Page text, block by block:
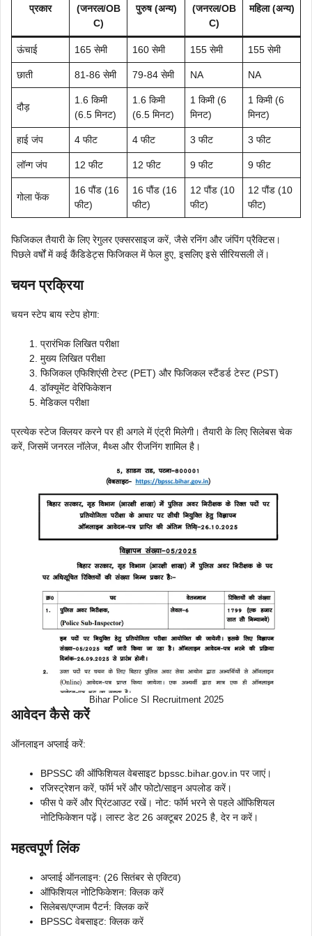
प्रकार
(जनरल/OB
C)
पुरुष (अन्य)
(जनरल/OB
C)
महिला (अन्य)
ऊंचाई 165 सेमी 160 सेमी 155 सेमी 155 सेमी
छाती 81-86 सेमी 79-84 सेमी NA NA
दौड़
1.6 किमी
(6.5 मिनट)
1.6 किमी
(6.5 मिनट)
1 किमी (6
मिनट)
1 किमी (6
मिनट)
हाई जंप 4 फीट 4 फीट 3 फीट 3 फीट
लॉन्ग जंप 12 फीट 12 फीट 9 फीट 9 फीट
गोला फेंक
16 पौंड (16
फीट)
16 पौंड (16
फीट)
12 पौंड (10
फीट)
12 पौंड (10
फीट)
फिजिकल तैयारी के लिए रेगुलर एक्सरसाइज करें, जैसे रनिंग और जंपिंग प्रैक्टिस।
पिछले वर्षों में कई कैंडिडेट्स फिजिकल में फेल हुए, इसलिए इसे सीरियसली लें।
चयन प्रक्रिया
चयन स्टेप बाय स्टेप होगा:
प्रारंभिक लिखित परीक्षा
मुख्य लिखित परीक्षा
फिजिकल एफिशिएंसी टेस्ट (PET) और फिजिकल स्टैंडर्ड टेस्ट (PST)
डॉक्यूमेंट वेरिफिकेशन
मेडिकल परीक्षा
प्रत्येक स्टेज क्लियर करने पर ही अगले में एंट्री मिलेगी। तैयारी के लिए सिलेबस चेक
करें, जिसमें जनरल नॉलेज, मैथ्स और रीजनिंग शामिल है।
Bihar Police SI Recruitment 2025
आवेदन कैसे करें
ऑनलाइन अप्लाई करें:
BPSSC की ऑफिशियल वेबसाइट bpssc.bihar.gov.in पर जाएं।
रजिस्ट्रेशन करें, फॉर्म भरें और फोटो/साइन अपलोड करें।
फीस पे करें और प्रिंटआउट रखें। नोट: फॉर्म भरने से पहले ऑफिशियल
नोटिफिकेशन पढ़ें। लास्ट डेट 26 अक्टूबर 2025 है, देर न करें।
महत्वपूर्ण लिंक
अप्लाई ऑनलाइन: (26 सितंबर से एक्टिव)
ऑफिशियल नोटिफिकेशन: क्लिक करें
सिलेबस/एग्जाम पैटर्न: क्लिक करें
BPSSC वेबसाइट: क्लिक करें